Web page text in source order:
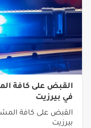
القبض على كافة
في بيرزيت
القبض على كافة
بيرزيت